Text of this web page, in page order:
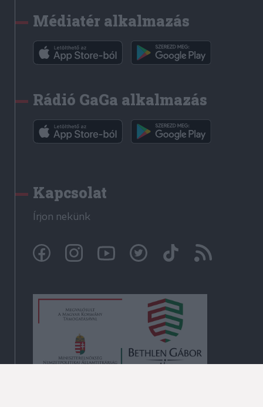
Médiatér alkalmazás
Rádió GaGa alkalmazás
Kapcsolat
Írjon nekünk